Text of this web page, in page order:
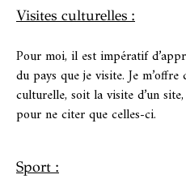
Visites culturelles :
Pour moi, il est impératif
du pays que je visite. Je
culturelle, soit la visite d’un
pour ne citer que celles-ci.
Sport :